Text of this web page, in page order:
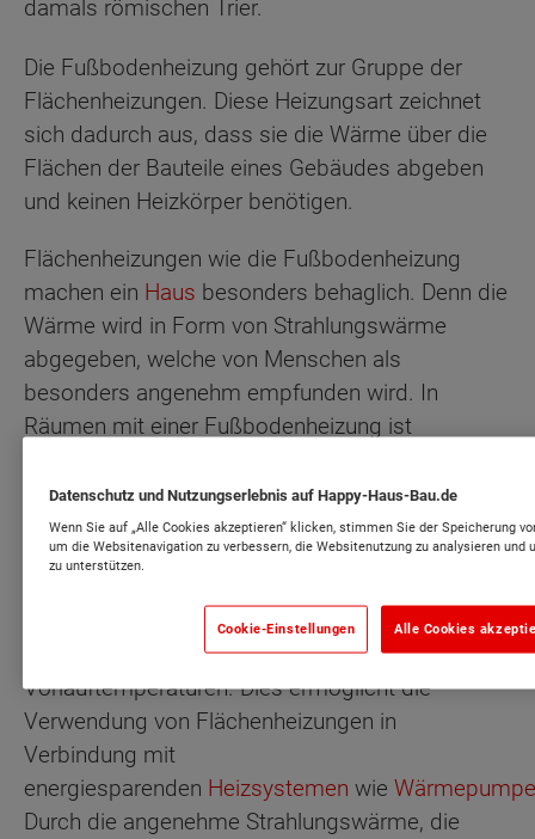
damals römischen Trier.
Die Fußbodenheizung gehört zur Gruppe der
Flächenheizungen. Diese Heizungsart zeichnet
sich dadurch aus, dass sie die Wärme über die
Flächen der Bauteile eines Gebäudes abgeben
und keinen Heizkörper benötigen.
Flächenheizungen wie die Fußbodenheizung
machen ein Haus besonders behaglich. Denn die
Wärme wird in Form von Strahlungswärme
abgegeben, welche von Menschen als
besonders angenehm empfunden wird. In
Räumen mit einer Fußbodenheizung ist
kommt die architektonische Freiheit der
Raumgestaltung – kein Platz wird durch
Heizkörper verstellt.
Durch die großen Flächen, die erwärmt werden,
Heizengeringe
Vorlauftemperaturen. Dies ermöglicht die
Verwendung von Flächenheizungen in
Verbindung mit
energiesparenden Heizsystemen wie
Durch die angenehme Strahlungswärme, die
Datenschutz und Nutzungserlebnis auf Happy-Haus-Bau.de
Wenn Sie auf „Alle Cookies akzeptieren“ klicken, stimmen Sie der Speicherung
um die Websitenavigation zu verbessern, die Websitenutzung zu analysieren und
zu unterstützen.
Cookie-Einstellungen Alle Cookies